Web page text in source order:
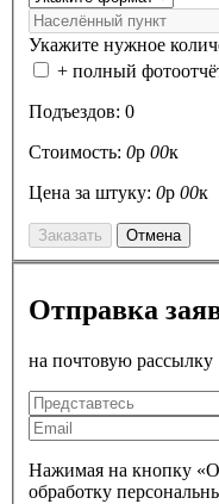
Укажите нужное
+ полный
Подъездов: 0
Стоимость: 0р 00к
Цена за штуку: 0р 00к
Заказать Отмена
Отправка
на почтовую рассылку
Нажимая на кнопку
обработку